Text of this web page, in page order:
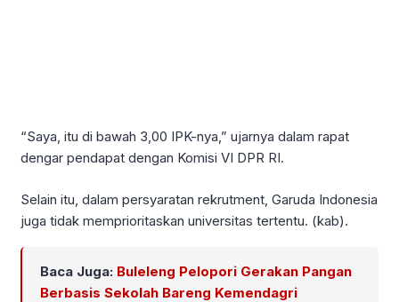
“Saya, itu di bawah 3,00 IPK-nya,” ujarnya dalam rapat
dengar pendapat dengan Komisi VI DPR RI.
Selain itu, dalam persyaratan rekrutment, Garuda Indonesia
juga tidak memprioritaskan universitas tertentu. (kab).
Baca Juga: Buleleng Pelopori Gerakan Pangan
Berbasis Sekolah Bareng Kemendagri